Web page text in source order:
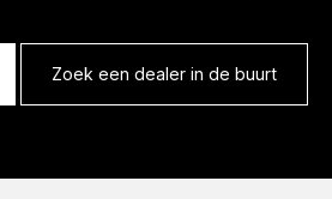
Zoek een dealer in de buurt